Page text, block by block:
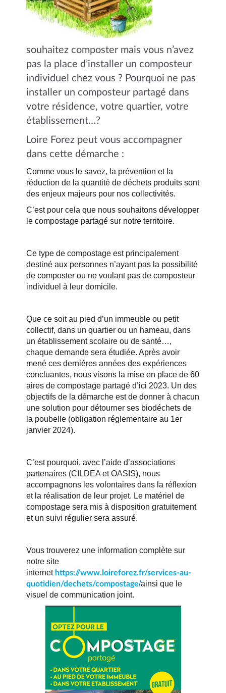
souhaitez composter mais vous n’avez
pas la place d’installer un composteur
individuel chez vous ? Pourquoi ne pas
installer un composteur partagé dans
votre résidence, votre quartier, votre
établissement…?
Loire Forez peut vous accompagner
dans cette démarche :
Comme vous le savez, la prévention et la
réduction de la quantité de déchets produits sont
des enjeux majeurs pour nos collectivités.
C’est pour cela que nous souhaitons développer
le compostage partagé sur notre territoire.
Ce type de compostage est principalement
destiné aux personnes n’ayant pas la possibilité
de composter ou ne voulant pas de composteur
individuel à leur domicile.
Que ce soit au pied d’un immeuble ou petit
collectif, dans un quartier ou un hameau, dans
un établissement scolaire ou de santé…,
chaque demande sera étudiée. Après avoir
mené ces dernières années des expériences
concluantes, nous visons la mise en place de 60
aires de compostage partagé d’ici 2023. Un des
objectifs de la démarche est de donner à chacun
une solution pour détourner ses biodéchets de
la poubelle (obligation réglementaire au 1er
janvier 2024).
C’est pourquoi, avec l’aide d’associations
partenaires (CILDEA et OASIS), nous
accompagnons les volontaires dans la réflexion
et la réalisation de leur projet. Le matériel de
compostage sera mis à disposition gratuitement
et un suivi régulier sera assuré.
Vous trouverez une information complète sur
notre site
internet https://www.loireforez.fr/services-au-
quotidien/dechets/compostage/ainsi que le
visuel de communication joint.